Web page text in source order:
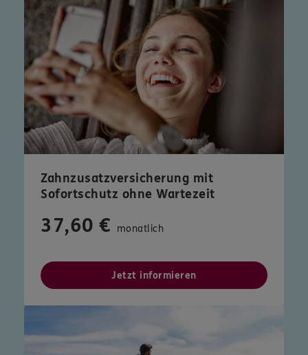
Zahnzusatzversicherung mit
Sofortschutz ohne Wartezeit
37,60 € monatlich
Jetzt informieren